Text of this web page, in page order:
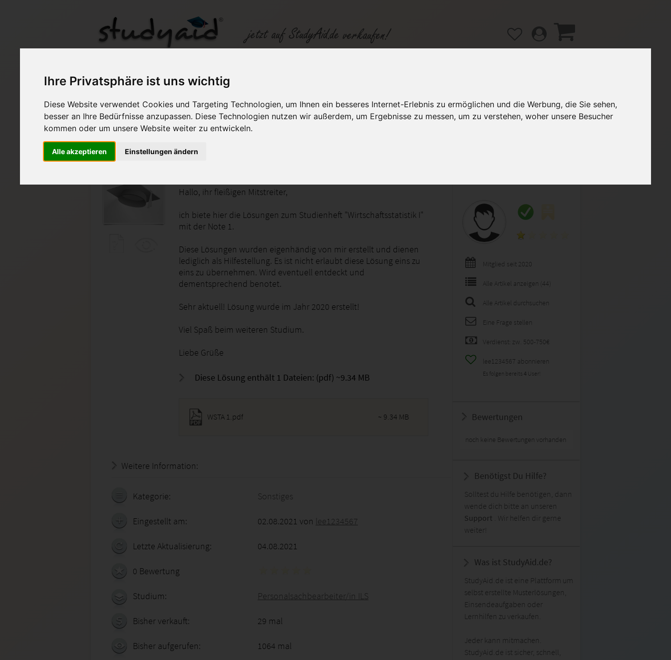
Ihre Privatsphäre ist uns wichtig
Diese Website verwendet Cookies und Targeting Technologien, um Ihnen ein besseres Internet-Erlebnis zu ermöglichen und die Werbung, die Sie sehen,
besser an Ihre Bedürfnisse anzupassen. Diese Technologien nutzen wir außerdem, um Ergebnisse zu messen, um zu verstehen, woher unsere Besucher
kommen oder um unsere Website weiter zu entwickeln.
Alle akzeptieren Einstellungen ändern
WSTA 1-XX1-K04 Note 1
Auf StudyAid.de verkaufen Kategorien Studiengänge / Lehrgänge Hilfe / FAQ
Hallo, ihr fleißigen Mitstreiter,
ich biete hier die Lösungen zum Studienheft "Wirtschaftsstatistik I"
mit der Note 1.
Diese Lösungen wurden eigenhändig von mir erstellt und dienen
lediglich als Hilfestellung. Es ist nicht erlaubt diese Lösung eins zu
eins zu übernehmen. Wird eventuell entdeckt und
dementsprechend benotet.
Sehr aktuell! Lösung wurde im Jahr 2020 erstellt!
Viel Spaß beim weiteren Studium.
Liebe Grüße
Diese Lösung enthält 1 Dateien: (pdf) ~9.34 MB
WSTA 1.pdf ~ 9.34 MB
Weitere Information:
Kategorie: Sonstiges
Eingestellt am: 02.08.2021 von lee1234567
Letzte Aktualisierung: 04.08.2021
0 Bewertung
Studium: Personalsachbearbeiter/in ILS
Bisher verkauft: 29 mal
Bisher aufgerufen: 1064 mal
Mitglied seit 2020
Alle Artikel anzeigen (44)
Alle Artikel durchsuchen
Eine Frage stellen
Verdienst: zw. 500-750€
lee1234567 abonnieren
Es folgen bereits 4 User!
Bewertungen
noch keine Bewertungen vorhanden
Benötigst Du Hilfe?
Solltest du Hilfe benötigen, dann
wende dich bitte an unseren
Support . Wir helfen dir gerne
weiter!
Was ist StudyAid.de?
StudyAid.de ist eine Plattform um
selbst erstellte Musterlösungen,
Einsendeaufgaben oder
Lernhilfen zu verkaufen.
Jeder kann mitmachen.
StudyAid.de ist sicher, schnell,